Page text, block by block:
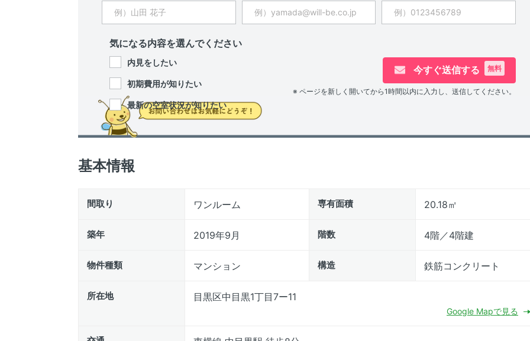
気になる内容を選んでください
内見をしたい
初期費用が知りたい
最新の空室状況が知りたい
今すぐ送信する 無料
※ ページを新しく開いてから1時間以内に入力し、送信してください。
基本情報
間取り ワンルーム 専有面積 20.18㎡
築年 2019年9月 階数 4階／4階建
物件種類 マンション 構造 鉄筋コンクリート
所在地 目黒区中目黒1丁目7ー11
Google Mapで見る